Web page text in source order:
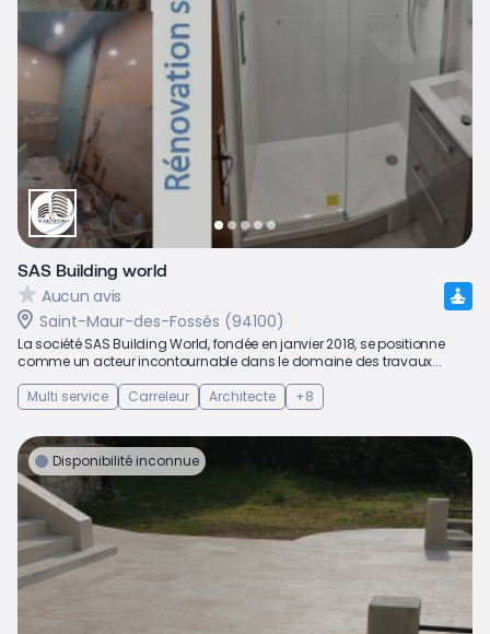
SAS Building world
Aucun avis
Saint-Maur-des-Fossés (94100)
La société SAS Building World, fondée en janvier 2018, se positionne
comme un acteur incontournable dans le domaine des travaux...
Multi service
Carreleur Architecte +8
Disponibilité inconnue